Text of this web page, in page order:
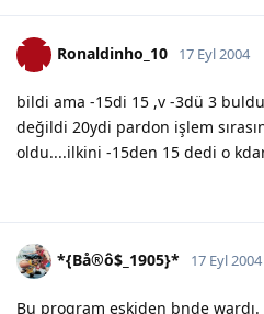
Ronaldinho_10 17 Eyl 2004
bildi ama -15di 15 ,v -3dü 3
değildi 20ydi pardon işlem
oldu....ilkini -15den 15 dedi o
*{Bå®ô$_1905}* 17 Eyl 2004
Bu program eskiden bnde